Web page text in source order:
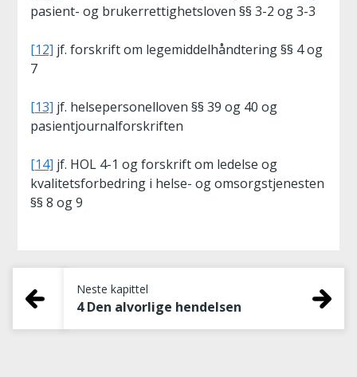
pasient- og brukerrettighetsloven §§ 3-2 og 3-3
[12] jf. forskrift om legemiddelhåndtering §§ 4 og
7
[13] jf. helsepersonelloven §§ 39 og 40 og
pasientjournalforskriften
[14] jf. HOL 4-1 og forskrift om ledelse og
kvalitetsforbedring i helse- og omsorgstjenesten
§§ 8 og 9
Neste kapittel
4 Den alvorlige hendelsen